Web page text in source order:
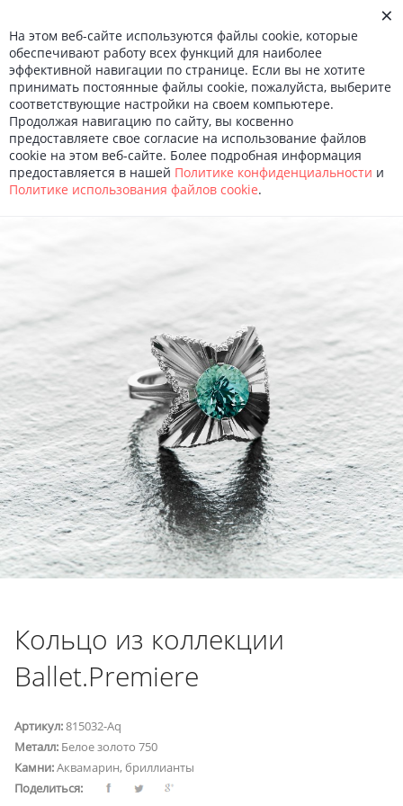
×
На этом веб-сайте используются файлы cookie, которые
обеспечивают работу всех функций для наиболее
эффективной навигации по странице. Если вы не хотите
принимать постоянные файлы cookie, пожалуйста, выберите
соответствующие настройки на своем компьютере.
Продолжая навигацию по сайту, вы косвенно
предоставляете свое согласие на использование файлов
cookie на этом веб-сайте. Более подробная информация
предоставляется в нашей Политике конфиденциальности и
Политике использования файлов сookie.
МЕНЮ
НОВОСТИ
КОНТАКТЫ
Войти
Ru En
Вся коллекция
Ballet.Premiere
Кольцо из коллекции
Ballet.Premiere
Артикул:815032-Aq
Металл: Белое золото 750
Камни:Аквамарин, бриллианты
Поделиться: